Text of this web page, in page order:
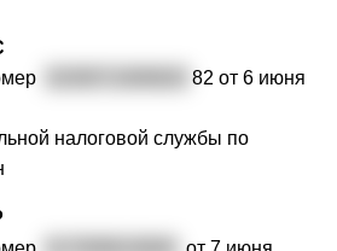
82 от 6 июня
налоговой службы по